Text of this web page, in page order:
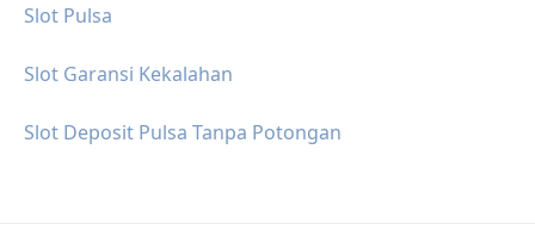
Slot Pulsa
Slot Garansi Kekalahan
Slot Deposit Pulsa Tanpa Potongan